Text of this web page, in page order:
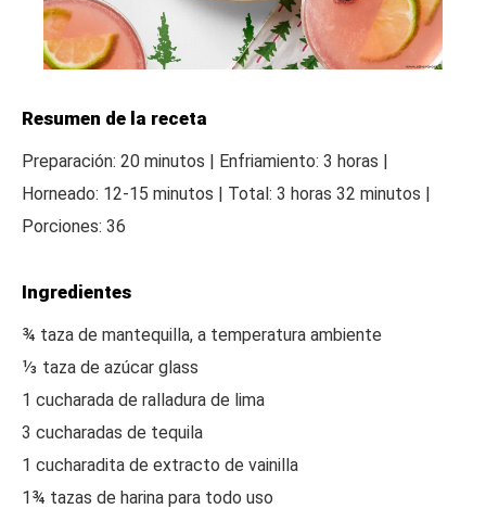
Resumen de la receta
Preparación: 20 minutos | Enfriamiento: 3 horas |
Horneado: 12-15 minutos | Total: 3 horas 32 minutos |
Porciones: 36
Ingredientes
¾ taza de mantequilla, a temperatura ambiente
⅓ taza de azúcar glass
1 cucharada de ralladura de lima
3 cucharadas de tequila
1 cucharadita de extracto de vainilla
1¾ tazas de harina para todo uso